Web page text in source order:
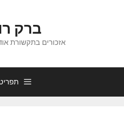
ברק
אזכורים בתקשורת